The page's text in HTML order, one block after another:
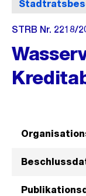
STRB Nr. 2218/